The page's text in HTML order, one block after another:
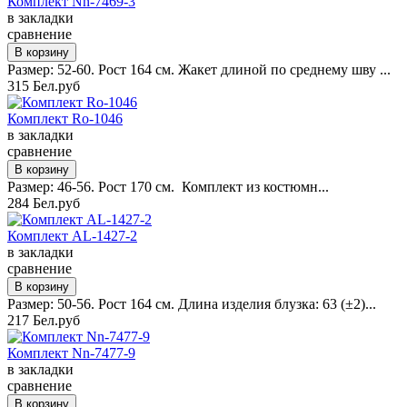
в закладки
сравнение
Размер: 52-60. Рост 164 см. Жакет длиной по среднему шву ...
315 Бел.руб
Комплект Ro-1046
в закладки
сравнение
Размер: 46-56. Рост 170 см. Комплект из костюмн...
284 Бел.руб
Комплект AL-1427-2
в закладки
сравнение
Размер: 50-56. Рост 164 см. Длина изделия блузка: 63 (±2)...
217 Бел.руб
Комплект Nn-7477-9
в закладки
сравнение